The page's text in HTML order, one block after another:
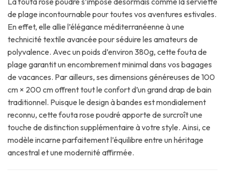
de plage incontournable pour toutes vos aventures estivales.
En effet, elle allie l’élégance méditerranéenne à une
technicité textile avancée pour séduire les amateurs de
polyvalence. Avec un poids d’environ 380g, cette fouta de
plage garantit un encombrement minimal dans vos bagages
de vacances. Par ailleurs, ses dimensions généreuses de 100
cm × 200 cm offrent tout le confort d’un grand drap de bain
traditionnel. Puisque le design à bandes est mondialement
reconnu, cette fouta rose poudré apporte de surcroît une
touche de distinction supplémentaire à votre style. Ainsi, ce
modèle incarne parfaitement l’équilibre entre un héritage
ancestral et une modernité affirmée.